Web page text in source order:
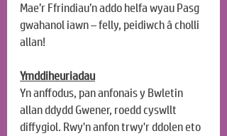
Mae’r Ffrindiau’n addo helfa wyau Pasg
gwahanol iawn – felly, peidiwch â cholli
allan!
Ymddiheuriadau
Yn anffodus, pan anfonais y Bwletin
allan ddydd Gwener, roedd cyswllt
diffygiol. Rwy'n anfon trwy'r ddolen eto